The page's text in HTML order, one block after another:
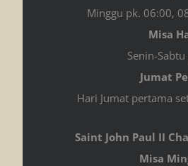
Minggu pk. 06:00,
Misa
Senin-
Jumat
Hari Jumat pertama
Saint John Paul II
Misa